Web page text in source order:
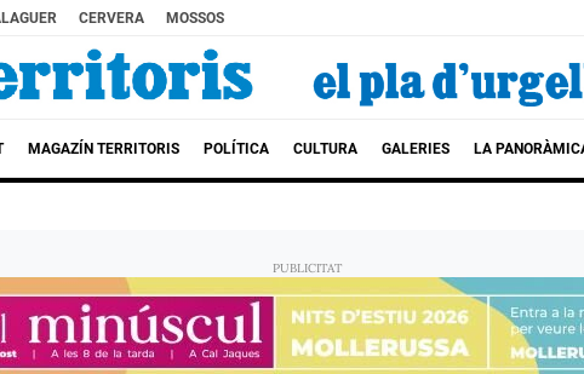
CERVERA MOSSOS
MAGAZÍN TERRITORIS POLÍTICA CULTURA GALERIES LA